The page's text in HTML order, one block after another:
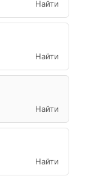
Найти
Найти
Найти
Найти